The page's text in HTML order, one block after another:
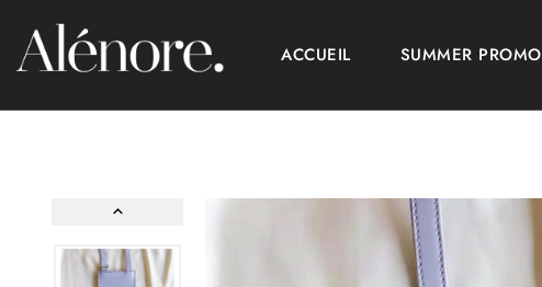
ACCUEIL SUMMER PROMO